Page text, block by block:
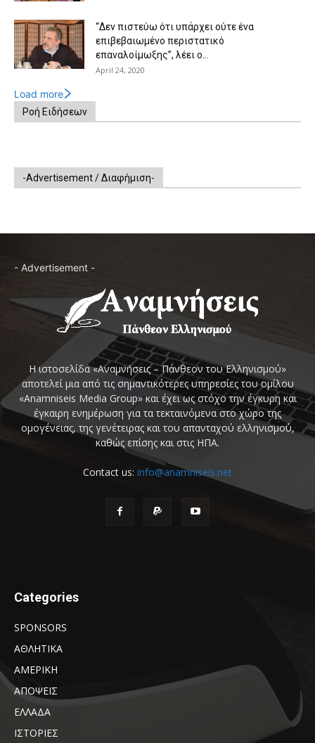
“Δεν πιστεύω ότι υπάρχει ούτε ένα
επιβεβαιωμένο περιστατικό
επαναλοίμωξης”, λέει ο...
April 24, 2020
Load more
Ροή Ειδήσεων
-Advertisement / Διαφήμιση-
- Advertisement -
Η ιστοσελίδα «Αναμνήσεις – Πάνθεον του Ελληνισμού»
αποτελεί μια από τις σημαντικότερες υπηρεσίες του ομίλου
«Anamniseis Media Group» και έχει ως στόχο την έγκυρη και
έγκαιρη ενημέρωση για τα τεκταινόμενα στο χώρο της
ομογένειας, της γενέτειρας και του απανταχού ελληνισμού,
καθώς επίσης και στις ΗΠΑ.
Contact us: info@anamniseis.net
Categories
SPONSORS
ΑΘΛΗΤΙΚΑ
ΑΜΕΡΙΚΗ
ΑΠΟΨΕΙΣ
ΕΛΛΑΔΑ
ΙΣΤΟΡΙΕΣ